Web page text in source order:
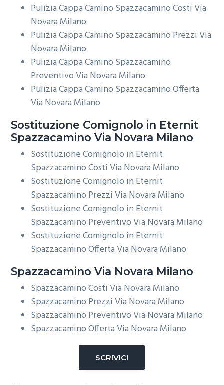
Pulizia Cappa Camino Spazzacamino Costi Via
Novara Milano
Pulizia Cappa Camino Spazzacamino Prezzi Via
Novara Milano
Pulizia Cappa Camino Spazzacamino
Preventivo Via Novara Milano
Pulizia Cappa Camino Spazzacamino Offerta
Via Novara Milano
Sostituzione Comignolo in Eternit
Spazzacamino Via Novara Milano
Sostituzione Comignolo in Eternit
Spazzacamino Costi Via Novara Milano
Sostituzione Comignolo in Eternit
Spazzacamino Prezzi Via Novara Milano
Sostituzione Comignolo in Eternit
Spazzacamino Preventivo Via Novara Milano
Sostituzione Comignolo in Eternit
Spazzacamino Offerta Via Novara Milano
Spazzacamino Via Novara Milano
Spazzacamino Costi Via Novara Milano
Spazzacamino Prezzi Via Novara Milano
Spazzacamino Preventivo Via Novara Milano
Spazzacamino Offerta Via Novara Milano
SCRIVICI